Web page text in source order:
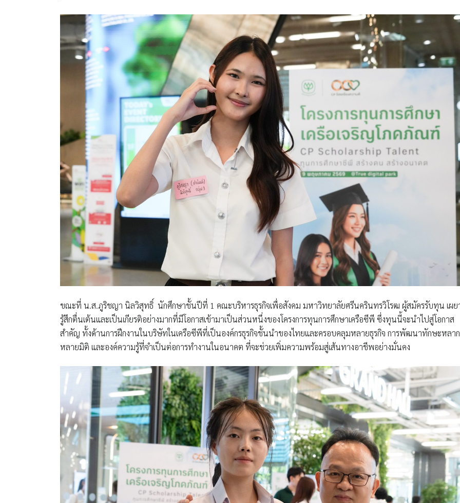
ขณะที่ น.ส.ภูริชญา นิลวิสุทธิ์ นักศึกษาชั้นปีที่ 1 คณะบริหารธุรกิจเพื่อสังคม มหาวิทยาลัยศรีนครินทรวิโรฒ ผู้สมัครรับทุน เผย
รู้สึกตื่นเต้นและเป็นเกียรติอย่างมากที่มีโอกาสเข้ามาเป็นส่วนหนึ่งของโครงการทุนการศึกษาเครือซีพี ซึ่งทุนนี้จะนำไปสู่โอกาส
สำคัญ ทั้งด้านการฝึกงานในบริษัทในเครือซีพีที่เป็นองค์กรธุรกิจชั้นนำของไทยและครอบคลุมหลายธุรกิจ การพัฒนาทักษะหลาก
หลายมิติ และองค์ความรู้ที่จำเป็นต่อการทำงานในอนาคต ที่จะช่วยเพิ่มความพร้อมสู่เส้นทางอาชีพอย่างมั่นคง